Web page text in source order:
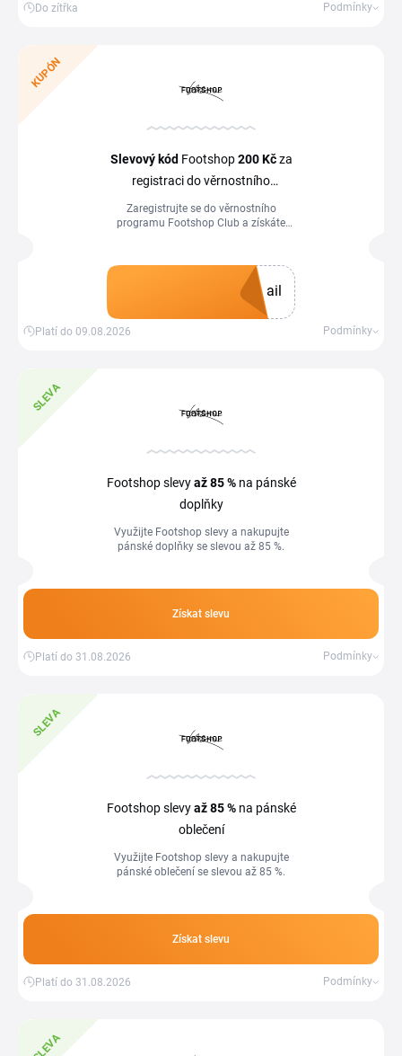
Do zítřka Podmínky
KUPÓN
Slevový kód Footshop200 Kčza
registraci do věrnostního
programu
Zaregistrujte se do věrnostního
programu Footshop Club a získáte
odběr newsletteru.
ail
Platí do 09.08.2026 Podmínky
SLEVA
Footshop slevyaž 85 %na pánské
doplňky
Využijte Footshop slevy a nakupujte
pánské doplňky se slevou až 85 %.
Získat slevu
Platí do 31.08.2026 Podmínky
SLEVA
Footshop slevyaž 85 %na pánské
oblečení
Využijte Footshop slevy a nakupujte
pánské oblečení se slevou až 85 %.
Získat slevu
Platí do 31.08.2026 Podmínky
SLEVA